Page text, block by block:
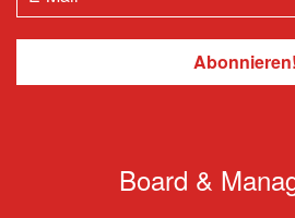
Board &